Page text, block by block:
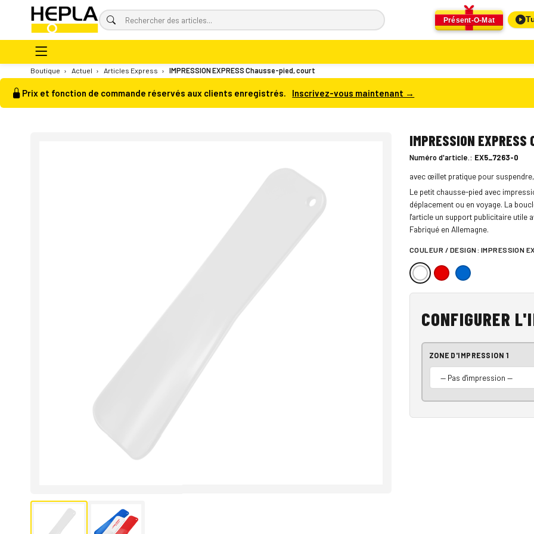
Présent-O-Mat
Boutique › Actuel › Articles Express › IMPRESSION EXPRESS Chausse-pied, court
Prix et fonction de commande réservés aux clients enregistrés. Inscrivez-vous maintenant →
IMPRESSION
Numéro d'article.: EX5_7263-0
avec œillet pratique pour
Le petit chausse-pied avec
déplacement ou en voyage. La
l'article un support publicitaire utile
Fabriqué en Allemagne.
COULEUR / DESIGN: IMPRESSION
CONFIGURER
ZONE D'IMPRESSION 1